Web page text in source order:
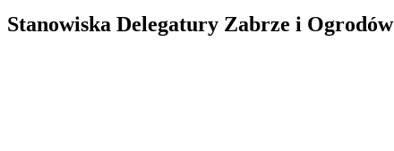
Stanowiska Delegatury Zabrze i Ogrodów